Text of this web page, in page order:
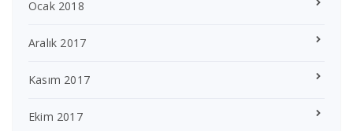
Ocak 2018
Aralık 2017
Kasım 2017
Ekim 2017